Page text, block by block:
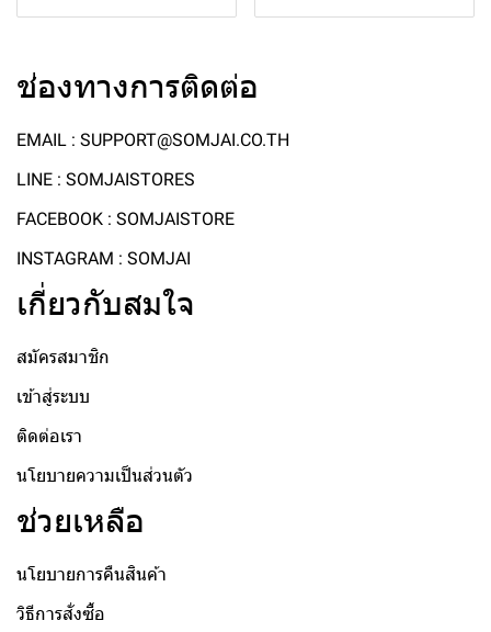
ช่องทางการติดต่อ
EMAIL : SUPPORT@SOMJAI.CO.TH
LINE : SOMJAISTORES
FACEBOOK : SOMJAISTORE
INSTAGRAM : SOMJAI
เกี่ยวกับสมใจ
สมัครสมาชิก
เข้าสู่ระบบ
ติดต่อเรา
นโยบายความเป็นส่วนตัว
ช่วยเหลือ
นโยบายการคืนสินค้า
วิธีการสั่งซื้อ